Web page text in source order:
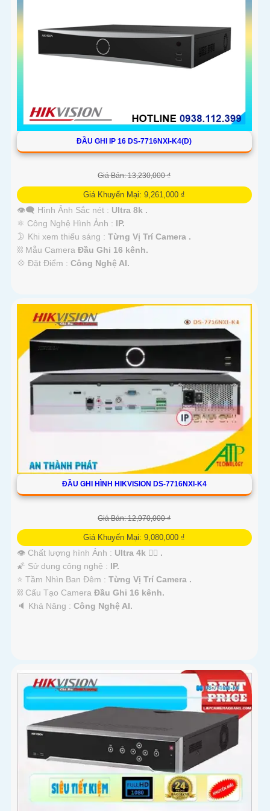
Kết luận
Camera Hikvision không chỉ mang đến sự an toàn và bảo vệ cho ngôi
nhà hoặc doanh nghiệp của bạn, mà còn là lựa chọn thông minh với
giá cả phải chăng và hình ảnh chất lượng sắc nét. Hãy đầu tư vào an
ninh và yên tâm hơn với Camera Hikvision!
hàng quan tâm đến sản phẩm Camera Hikvision giá rẻ và chất lượng.
ĐẦU GHI IP 16 DS-7716NXI-K4(D)
Giá Bán: 13,230,000 ₫
Giá Khuyến Mại: 9,261,000 ₫
👁️‍🗨 Hình Ảnh Sắc nét : Ultra 8k .
⚛️ Công Nghệ Hình Ảnh : IP.
🌛 Khi xem thiếu sáng : Từng Vị Trí Camera .
⛓ Mẫu Camera Đầu Ghi 16 kênh.
️💠 Đặt Điểm : Công Nghệ AI.
ĐẦU GHI HÌNH HIKVISION DS-7716NXI-K4
Giá Bán: 12,970,000 ₫
Giá Khuyến Mại: 9,080,000 ₫
👁 Chất lượng hình Ảnh : Ultra 4k 👍🏾 .
🌠 Sử dụng công nghệ : IP.
⭐ Tầm Nhìn Ban Đêm : Từng Vị Trí Camera .
⛓ Cấu Tạo Camera Đầu Ghi 16 kênh.
️🔈 Khả Năng : Công Nghệ AI.